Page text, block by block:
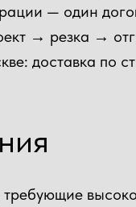
— один
→ резка →
доставка по